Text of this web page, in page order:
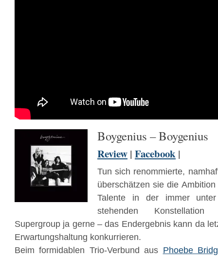
Boygenius – Boygenius
Review | Facebook |
Tun sich renommierte,
überschätzen sie die
Talente in der immer unter
stehenden Konstellation
Supergroup ja gerne – das Endergebnis kann da
Erwartungshaltung konkurrieren.
Beim formidablen Trio-Verbund aus Phoebe